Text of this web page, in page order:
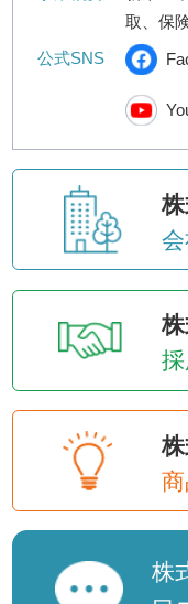
取、保
公式SNS
株